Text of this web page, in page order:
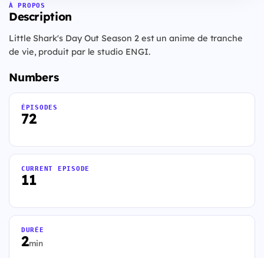
À PROPOS
Description
Little Shark's Day Out Season 2 est un anime de tranche
de vie, produit par le studio ENGI.
Numbers
72
ÉPISODES
11
CURRENT EPISODE
2min
DURÉE